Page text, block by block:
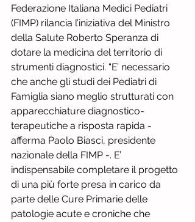
Federazione Italiana Medici Pediatri
(FIMP) rilancia l’iniziativa del Ministro
della Salute Roberto Speranza di
dotare la medicina del territorio di
strumenti diagnostici. “E’ necessario
che anche gli studi dei Pediatri di
Famiglia siano meglio strutturati con
apparecchiature diagnostico-
terapeutiche a risposta rapida -
afferma Paolo Biasci, presidente
nazionale della FIMP -. E’
indispensabile completare il progetto
di una più forte presa in carico da
parte delle Cure Primarie delle
patologie acute e croniche che